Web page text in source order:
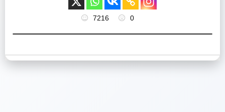
7216 0